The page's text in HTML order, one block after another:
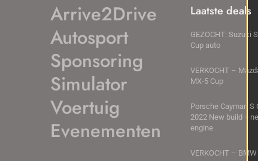
Arrive2Drive
Autosport
Sponsoring
Simulator
Voertuig
Evenementen
Laatste deals
GEZOCHT: Suzuki
Cup auto
VERKOCHT –
MX-5 Cup
Porsche Cayman S
2022 New build +
engine
VERKOCHT – BMW